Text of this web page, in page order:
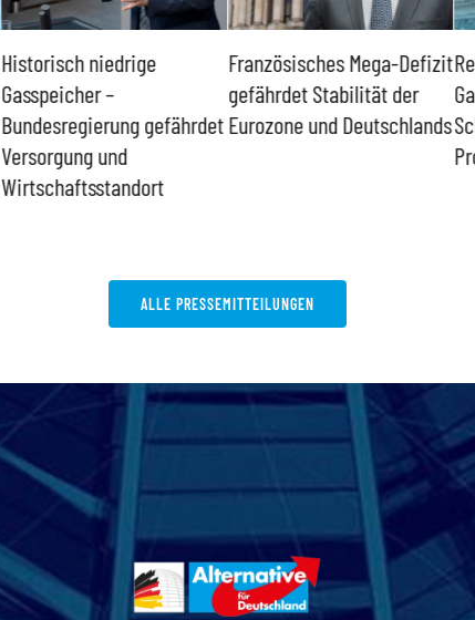
Historisch niedrige
Gasspeicher –
Bundesregierung gefährdet
Versorgung und
Wirtschaftsstandort
Französisches Mega-Defizit
gefährdet Stabilität der
Eurozone und Deutschlands
ALLE PRESSEMITTEILUNGEN